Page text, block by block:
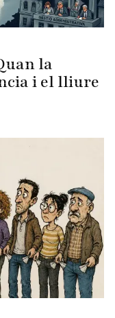
la
i el lliure